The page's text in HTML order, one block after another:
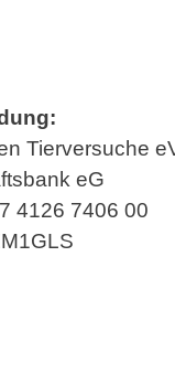
Tierversuche
eG
4126 7406 00